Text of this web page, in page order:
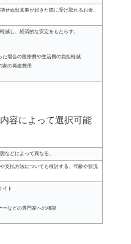
せぬ出来事が起きた際に受け取れるお金。
減し、経済的な安定をもたらす。
た場合の医療費や生活費の負担軽減
家の再建費用
容によって選択可能
などによって異なる。
支払方法についても検討する。年齢や状況
イト
ーなどの専門家への相談